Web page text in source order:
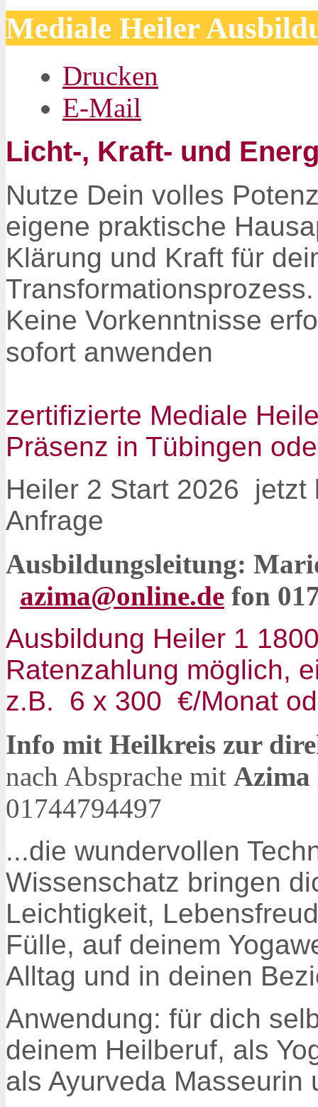
Mediale Heiler
Drucken
E-Mail
Licht-, Kraft- und
Nutze Dein volles
eigene praktische
Klärung und Kraft für
Keine Vorkenntnisse
sofort anwenden
zertifizierte Mediale
Präsenz in Tübingen
Heiler 2 Start 2026 jetzt
Anfrage
Ausbildungsleitung:
azima@online.de fon
Ausbildung Heiler 1 1
Ratenzahlung möglich,
z.B. 6 x 300 €/Monat
Info mit Heilkreis zur
nach Absprache mit Azima
01744794497
...die wundervollen
Wissenschatz bringen
Leichtigkeit,
Fülle, auf deinem
Alltag und in deinen
Anwendung: für dich
deinem Heilberuf, als
als Ayurveda Masseurin